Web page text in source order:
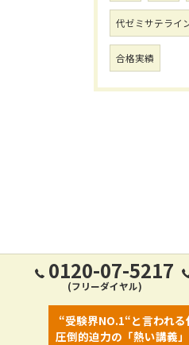
代ゼミサテライ
合格実績
0120-07-5217
(フリーダイヤル)
“受験界NO.1“と言われる
圧倒的迫力の「熱い講義